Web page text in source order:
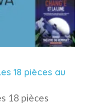
18 pièces au
18 pièces